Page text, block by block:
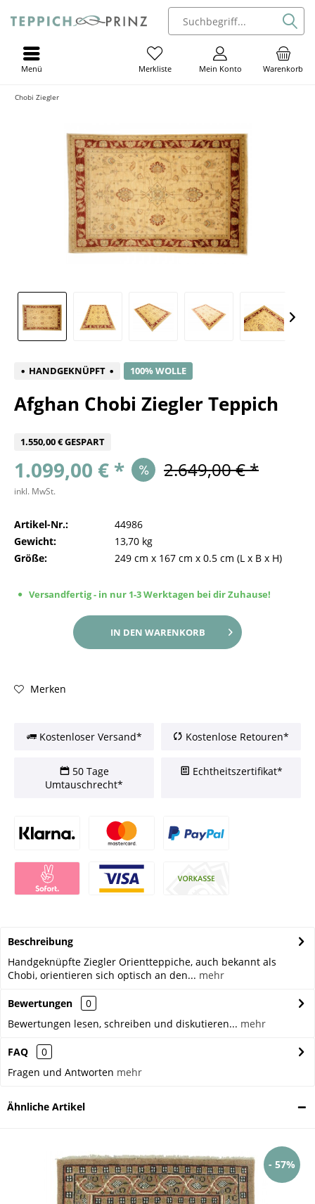
Warenkorb
Mein Konto
Merkliste
Menü
Chobi Ziegler
HANDGEKNÜPFT 100% WOLLE
Afghan Chobi Ziegler Teppich
1.550,00 € GESPART
1.099,00 € * 2.649,00 € *
inkl. MwSt.
Artikel-Nr.:
44986
Gewicht:
13,70 kg
Größe:
249 cm x 167 cm x 0.5 cm (L x B x H)
Versandfertig - in nur 1-3 Werktagen bei dir Zuhause!
IN DEN WARENKORB
Merken
Kostenloser Versand* Kostenlose Retouren*
50 Tage
Umtauschrecht*
Echtheitszertifikat*
Beschreibung
Handgeknüpfte Ziegler Orientteppiche, auch bekannt als
Chobi, orientieren sich optisch an den... mehr
Bewertungen
0
Bewertungen lesen, schreiben und diskutieren... mehr
FAQ
0
Fragen und Antworten mehr
Ähnliche Artikel
- 57%